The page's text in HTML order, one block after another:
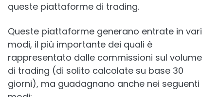
queste piattaforme di trading.
Queste piattaforme generano entrate in vari
modi, il più importante dei quali è
rappresentato dalle commissioni sul volume
di trading (di solito calcolate su base 30
giorni), ma guadagnano anche nei seguenti